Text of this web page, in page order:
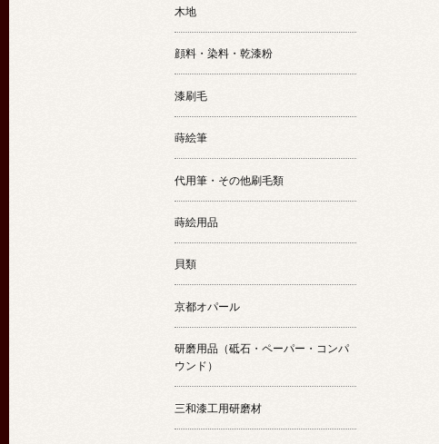
木地
顔料・染料・乾漆粉
漆刷毛
蒔絵筆
代用筆・その他刷毛類
蒔絵用品
貝類
京都オパール
研磨用品（砥石・ペーパー・コンパ
ウンド）
三和漆工用研磨材